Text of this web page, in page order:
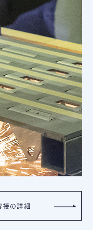
接の詳細